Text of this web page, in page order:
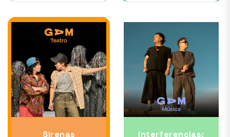
Sirenas
Interferencias: